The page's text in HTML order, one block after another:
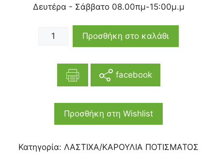
Δευτέρα - Σάββατο 08.00πμ-15:00μ.μ
Προσθήκη στο καλάθι
facebook
Προσθήκη στη Wishlist
Κατηγορία: ΛΑΣΤΙΧΑ/ΚΑΡΟΥΛΙΑ ΠΟΤΙΣΜΑΤΟΣ